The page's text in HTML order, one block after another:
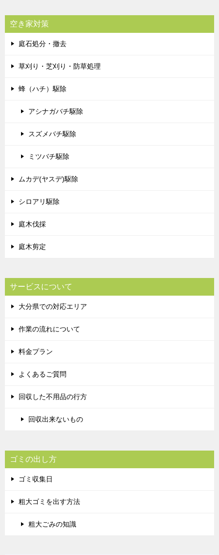
空き家対策
庭石処分・撤去
草刈り・芝刈り・防草処理
蜂（ハチ）駆除
アシナガバチ駆除
スズメバチ駆除
ミツバチ駆除
ムカデ(ヤスデ)駆除
シロアリ駆除
庭木伐採
庭木剪定
サービスについて
大分県での対応エリア
作業の流れについて
料金プラン
よくあるご質問
回収した不用品の行方
回収出来ないもの
ゴミの出し方
ゴミ収集日
粗大ゴミを出す方法
粗大ごみの知識